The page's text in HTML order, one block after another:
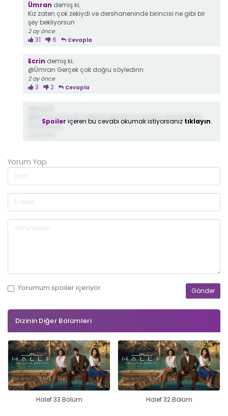
Ümran demiş ki;
Kız zaten çok zekiydi ve dershaneninde birincisi ne gibi bir
şey bekliyorsun
2 ay önce
31 6 Cevapla
Ecrin demiş ki;
@Ümran Gerçek çok doğru söyledinn
2 ay önce
3 2 Cevapla
@Ümran O kadar zekiki başkasının kocasını ayartmakta
üstüne yok
Spoiler içeren bu cevabı okumak istiyorsanız tıklayın.
Yorum Yap
Yorumum spoileriçeriyor
Dizinin Diğer Bölümleri
Halef 33.Bölüm Halef 32.Bölüm